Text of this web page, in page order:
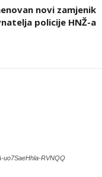
novi zamjenik
policije HNŽ-a
uo7SaeHhla-RVNQQ